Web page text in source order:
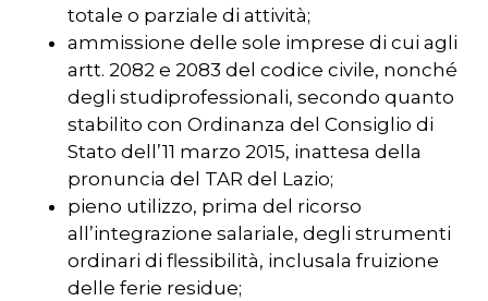
totale o parziale di attività;
ammissione delle sole imprese di cui agli
artt. 2082 e 2083 delcodice civile, nonché
degli studiprofessionali,secondo quanto
stabilito conOrdinanza delConsiglio di
Stato dell’11 marzo 2015, inattesa della
pronuncia del TAR del Lazio;
pieno utilizzo, prima del ricorso
all’integrazione salariale,degli strumenti
ordinari di flessibilità, inclusalafruizione
delle ferie residue;